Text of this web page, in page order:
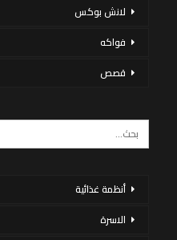
لانش بوكس
فواكه
قصص
أنظمة غذائية
الاسرة